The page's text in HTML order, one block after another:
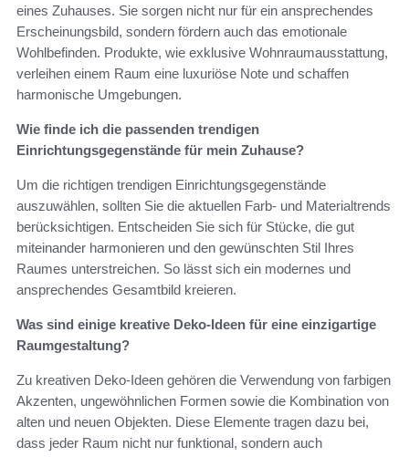
eines Zuhauses. Sie sorgen nicht nur für ein ansprechendes
Erscheinungsbild, sondern fördern auch das emotionale
Wohlbefinden. Produkte, wie exklusive Wohnraumausstattung,
verleihen einem Raum eine luxuriöse Note und schaffen
harmonische Umgebungen.
Wie finde ich die passenden trendigen
Einrichtungsgegenstände für mein Zuhause?
Um die richtigen trendigen Einrichtungsgegenstände
auszuwählen, sollten Sie die aktuellen Farb- und Materialtrends
berücksichtigen. Entscheiden Sie sich für Stücke, die gut
miteinander harmonieren und den gewünschten Stil Ihres
Raumes unterstreichen. So lässt sich ein modernes und
ansprechendes Gesamtbild kreieren.
Was sind einige kreative Deko-Ideen für eine einzigartige
Raumgestaltung?
Zu kreativen Deko-Ideen gehören die Verwendung von farbigen
Akzenten, ungewöhnlichen Formen sowie die Kombination von
alten und neuen Objekten. Diese Elemente tragen dazu bei,
dass jeder Raum nicht nur funktional, sondern auch